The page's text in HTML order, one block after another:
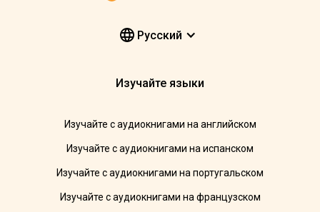
Pусский
Изучайте языки
Изучайте с аудиокнигами на английском
Изучайте с аудиокнигами на испанском
Изучайте с аудиокнигами на португальском
Изучайте с аудиокнигами на французском